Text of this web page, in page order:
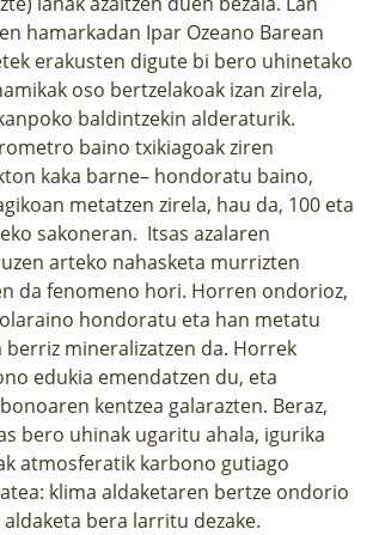
hamarkadan Ipar Ozeano Barean
erakusten digute bi bero uhinetako
oso bertzelakoak izan zirela,
baldintzekin alderaturik.
baino txikiagoak ziren
kaka barne– hondoratu baino,
metatzen zirela, hau da, 100 eta
sakoneran. Itsas azalaren
arteko nahasketa murrizten
da fenomeno hori. Horren ondorioz,
hondoratu eta han metatu
berriz mineralizatzen da. Horrek
edukia emendatzen du, eta
kentzea galarazten. Beraz,
bero uhinak ugaritu ahala, igurika
atmosferatik karbono gutiago
klima aldaketaren bertze ondorio
bera larritu dezake.